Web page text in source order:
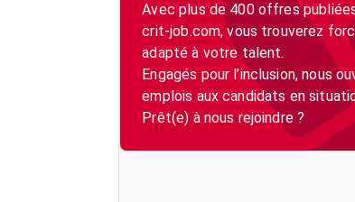
Avec plus de 400 offres
crit-job.com, vous trouverez
adapté à votre talent.
Engagés pour l’inclusion, nous
emplois aux candidats en